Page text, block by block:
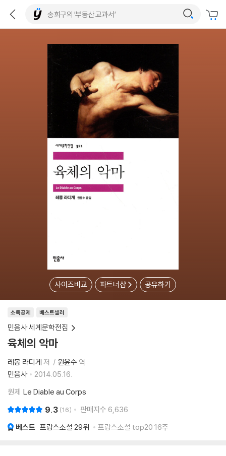
사이즈비교 파트너샵 공유하기
소득공제 베스트셀러
민음사 세계문학전집
육체의 악마
레몽 라디게 저 원윤수 역
민음사
2014.05.16.
원제 Le Diable au Corps
9.3 16 판매지수 6,636
베스트 프랑스소설 29위 프랑스소설 top20 16주